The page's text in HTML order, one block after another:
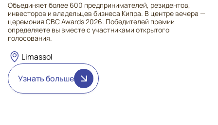
Объединяет более 600 предпринимателей, резидентов,
инвесторов и владельцев бизнеса Кипра. В центре вечера —
церемония CBC Awards 2026. Победителей премии
определяете вы вместе с участниками открытого
голосования.
Limassol
Узнать больше